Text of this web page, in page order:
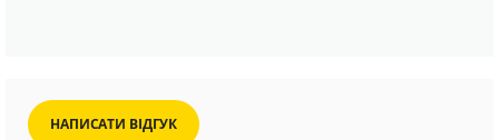
НАПИСАТИ ВІДГУК